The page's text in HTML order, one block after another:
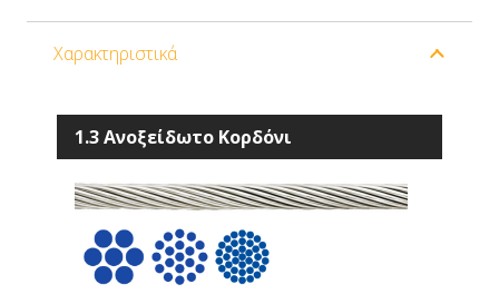
Χαρακτηριστικά
1.3 Ανοξείδωτο Κορδόνι